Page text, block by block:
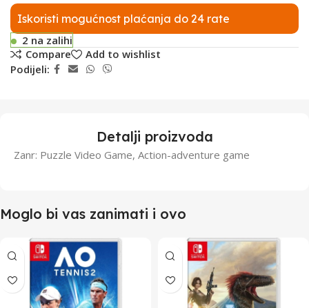
Iskoristi mogućnost plaćanja do 24 rate
2 na zalihi
Compare
Add to wishlist
Podijeli:
Detalji proizvoda
Zanr: Puzzle Video Game, Action-adventure game
Moglo bi vas zanimati i ovo